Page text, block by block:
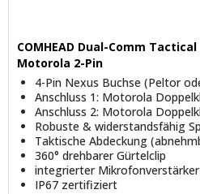
COMHEAD Dual-Comm
Motorola 2-Pin
4-Pin Nexus Buchse (Peltor
Anschluss 1: Motorola
Anschluss 2: Motorola
Robuste & widerstandsfähig
Taktische Abdeckung
360° drehbarer Gürtelclip
integrierter Mikrofonverstärker
IP67 zertifiziert